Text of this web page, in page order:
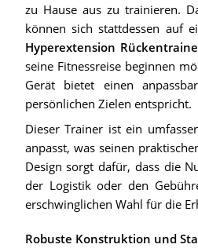
zu Hause aus zu trainieren.
können sich stattdessen auf
Hyperextension
seine Fitnessreise beginnen
Gerät bietet einen
persönlichen Zielen entspricht.
Dieser Trainer ist ein
anpasst, was seinen
Design sorgt dafür, dass die
der Logistik oder den
erschwinglichen Wahl für die
Robuste Konstruktion und